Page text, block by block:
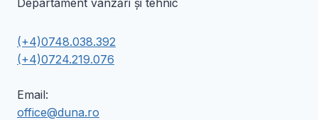
(+4)0748.038.392
(+4)0724.219.076
Email:
office@duna.ro